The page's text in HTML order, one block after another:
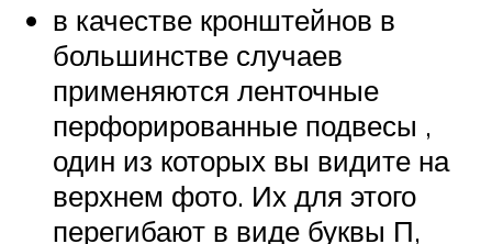
в качестве кронштейнов в
большинстве случаев
применяются ленточные
перфорированные подвесы ,
один из которых вы видите на
верхнем фото. Их для этого
перегибают в виде буквы П,